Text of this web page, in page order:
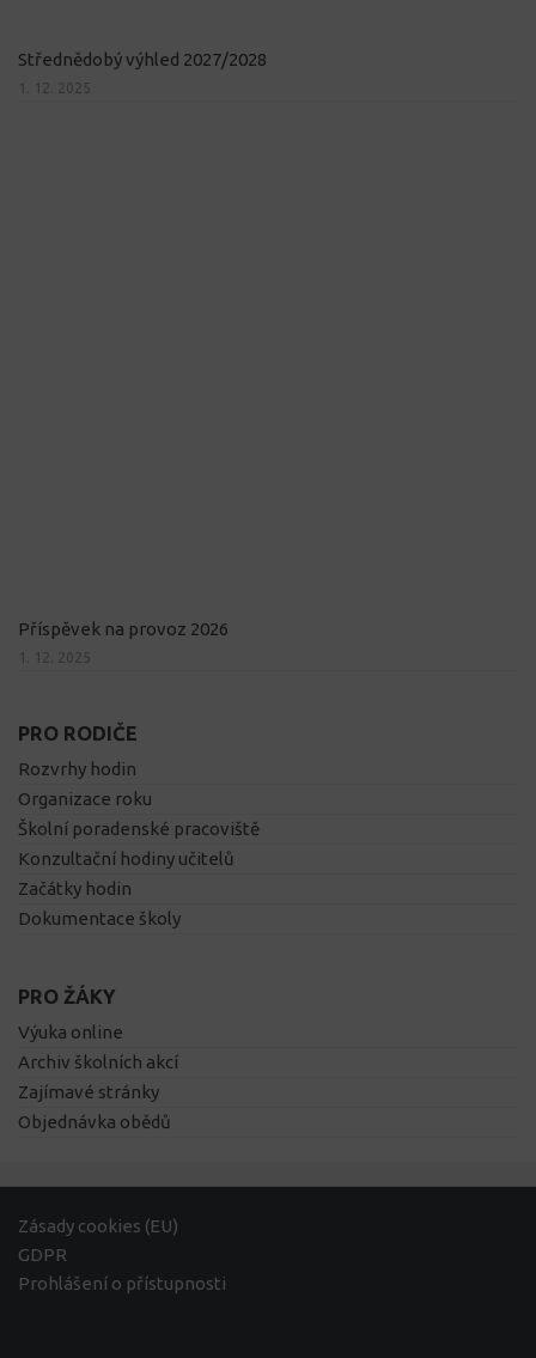
Střednědobý výhled 2027/2028
1. 12. 2025
Příspěvek na provoz 2026
1. 12. 2025
PRO RODIČE
Rozvrhy hodin
Organizace roku
Školní poradenské pracoviště
Konzultační hodiny učitelů
Začátky hodin
Dokumentace školy
PRO ŽÁKY
Výuka online
Archiv školních akcí
Zajímavé stránky
Objednávka obědů
Zásady cookies (EU)
GDPR
Prohlášení o přístupnosti